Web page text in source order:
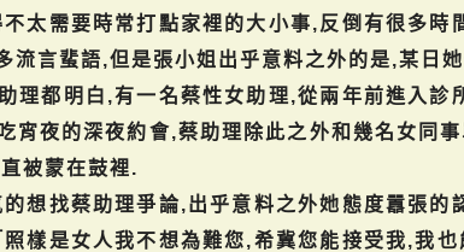
太需要時常打點家裡的大小事,反倒有很多
流言蜚語,但是張小姐出乎意料之外的是,某日
理都明白,有一名蔡性女助理,從兩年前進入
宵夜的深夜約會,蔡助理除此之外和幾名女同
被蒙在鼓裡.
想找蔡助理爭論,出乎意料之外她態度囂張
樣是女人我不想為難您,希冀您能接受我,我